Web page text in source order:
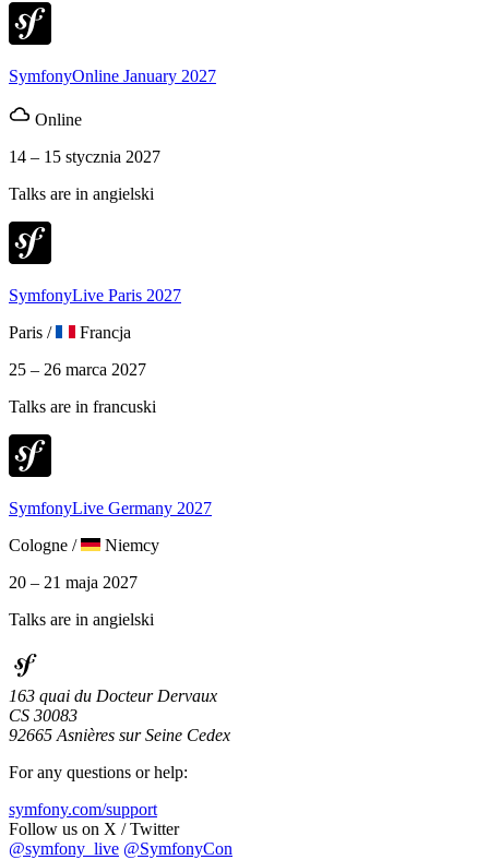
SymfonyOnline January 2027
Online
14 – 15 stycznia 2027
Talks are in angielski
SymfonyLive Paris 2027
Paris /
Francja
25 – 26 marca 2027
Talks are in francuski
SymfonyLive Germany 2027
Cologne /
Niemcy
20 – 21 maja 2027
Talks are in angielski
163 quai du Docteur Dervaux
CS 30083
92665 Asnières sur Seine Cedex
For any questions or help:
symfony.com/support
Follow us on X / Twitter
@symfony_live @SymfonyCon